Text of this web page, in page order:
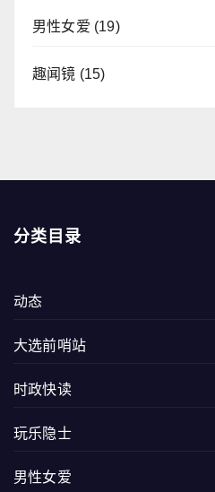
男性女爱 (19)
趣闻镜 (15)
分类目录
动态
大选前哨站
时政快读
玩乐隐士
男性女爱